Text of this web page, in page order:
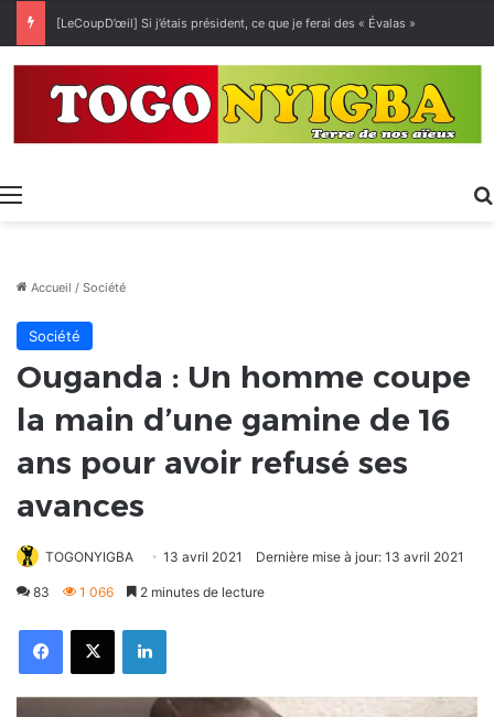
[LeCoupD’œil] Si j’étais président, ce que je ferai des « Évalas »
Menu
Accueil / Société
Société
Ouganda : Un homme coupe
la main d’une gamine de 16
ans pour avoir refusé ses
avances
TOGONYIGBA 13 avril 2021 Dernière mise à jour: 13 avril 2021
83 1 066 2 minutes de lecture
FacebookX Linkedin